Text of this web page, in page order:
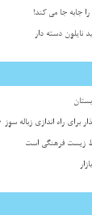
جابه جا می کند!
نایلون دسته دار
اندازی زباله سوز ۳۰۰ تنی اصفهان
زیست فرهنگی است